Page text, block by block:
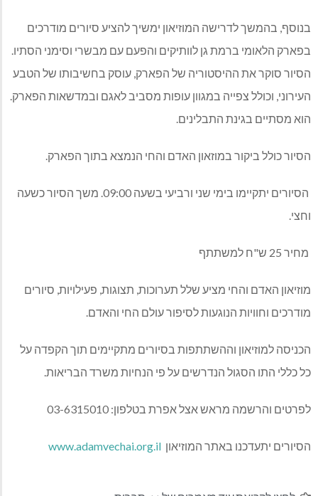
בנוסף, בהמשך לדרישה המוזיאון ימשיך להציע סיורים מודרכים
בפארק הלאומי ברמת גן לוותיקים והפעם עם מבשרי וסימני הסתיו.
הסיור סוקר את ההיסטוריה של הפארק, עוסק בחשיבותו של הטבע
העירוני, וכולל צפייה במגוון עופות מסביב לאגם ובמדשאות הפארק.
הוא מסתיים בגינת התבלינים.
הסיור כולל ביקור במוזאון האדם והחי הנמצא בתוך הפארק.
הסיורים יתקיימו בימי שני ורביעי בשעה 09:00. משך הסיור כשעה
וחצי.
מחיר 25 ש"ח למשתתף
מוזיאון האדם והחי מציע שלל תערוכות, תצוגות, פעילויות, סיורים
מודרכים וחוויות הנוגעות לסיפור עולם החי והאדם.
הכניסה למוזיאון וההשתתפות בסיורים מתקיימים תוך הקפדה על
כל כללי התו הסגול הנדרשים על פי הנחיות משרד הבריאות.
לפרטים והרשמה מראש אצל אפרת בטלפון: 03-6315010
הסיורים יתעדכנו באתר המוזיאון www.adamvechai.org.il